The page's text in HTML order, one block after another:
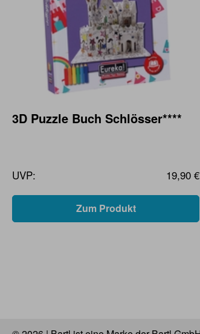
3D Puzzle Buch Schlösser****
UVP: 19,90 €
Zum Produkt